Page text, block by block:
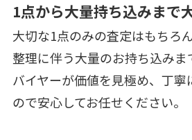
1点から大量持ち込みまで
大切な1点のみの査定はもちろ
整理に伴う大量のお持ち込みま
バイヤーが価値を見極め、丁寧
ので安心してお任せください。